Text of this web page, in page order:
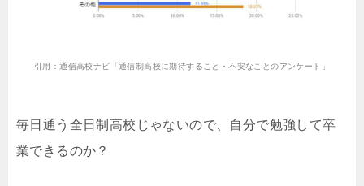
引用：通信高校ナビ「通信制高校に期待すること・不安なことのアンケート」
毎日通う全日制高校じゃないので、自分で勉強して卒
業できるのか？